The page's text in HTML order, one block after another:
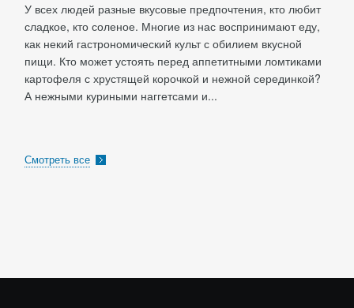
У всех людей разные вкусовые предпочтения, кто любит
сладкое, кто соленое. Многие из нас воспринимают еду,
как некий гастрономический культ с обилием вкусной
пищи. Кто может устоять перед аппетитными ломтиками
картофеля с хрустящей корочкой и нежной серединкой?
А нежными куриными наггетсами и...
Смотреть все